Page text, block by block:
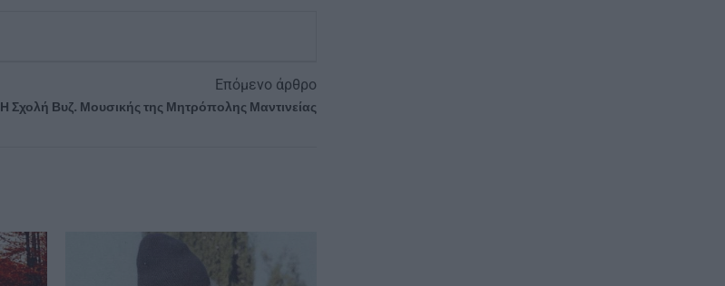
Επόμενο άρθρο
Η Σχολή Βυζ. Μουσικής της Μητρόπολης Μαντινείας